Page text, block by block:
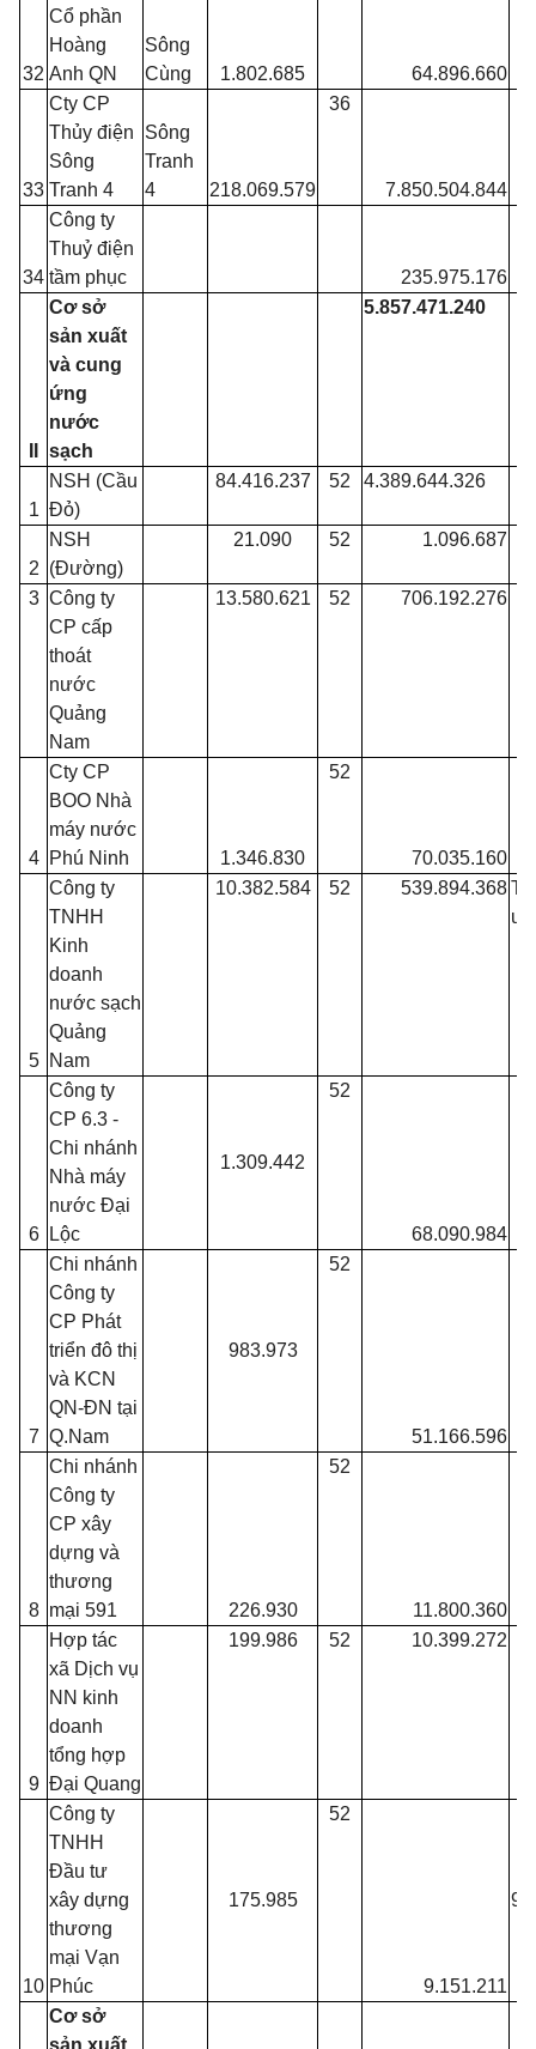
32
Cổ phần
Hoàng
Anh QN
Sông
Cùng
1.802.685 64.896.660
33
Cty CP
Thủy điện
Sông
Tranh 4
Sông
Tranh
4
218.069.579
36
7.850.504.844
34
Công ty
Thuỷ điện
tầm phục
235.975.176
Cơ sở
sản xuất
và cung
ứng
nước
sạch
5.857.471.240
1
NSH (Cầu
Đỏ)
84.416.237 52 4.389.644.326
2
NSH
(Đường)
21.090 52 1.096.687
3 Công ty
CP cấp
thoát
nước
Quảng
Nam
13.580.621 52 706.192.276
4
Cty CP
BOO Nhà
máy nước
Phú Ninh
1.346.830
52
70.035.160
5
Công ty
TNHH
Kinh
doanh
nước sạch
Quảng
Nam
10.382.584 52 539.894.368
6
Công ty
CP 6.3 -
Chi nhánh
Nhà máy
nước Đại
Lộc
1.309.442
52
68.090.984
7
Chi nhánh
Công ty
CP Phát
triển đô thị
và KCN
QN-ĐN tại
Q.Nam
983.973
52
51.166.596
8
Chi nhánh
Công ty
CP xây
dựng và
thương
mại 591
226.930
52
11.800.360
9
Hợp tác
xã Dịch vụ
NN kinh
doanh
tổng hợp
Đại Quang
199.986 52 10.399.272
10
Công ty
TNHH
Đầu tư
xây dựng
thương
mại Vạn
Phúc
175.985
52
9.151.211
Cơ sở
sản xuất